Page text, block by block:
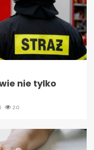
nie tylko
20